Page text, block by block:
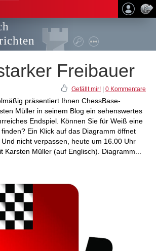
Freibauer
Gefällt mir! 0 Kommentare
präsentiert Ihnen ChessBase-
Müller in seinem Blog ein sehenswertes
Endspiel. Können Sie für Weiß eine
Ein Klick auf das Diagramm öffnet
nicht verpassen, heute um 16.00 Uhr
Karsten Müller (auf Englisch). Diagramm...